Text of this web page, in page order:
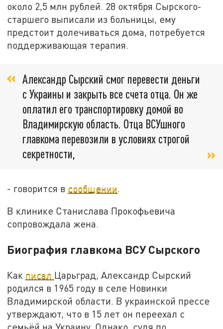
около 2,5 млн рублей. 28 октября Сырского-
старшего выписали из больницы, ему
предстоит долечиваться дома, потребуется
поддерживающая терапия.
Александр Сырский смог перевести деньги
с Украины и закрыть все счета отца. Он же
оплатил его транспортировку домой во
Владимирскую область. Отца ВСУшного
главкома перевозили в условиях строгой
секретности,
- говорится в сообщении.
В клинике Станислава Прокофьевича
сопровождала жена.
Биография главкома ВСУ Сырского
Как писал Царьград, Александр Сырский
родился в 1965 году в селе Новинки
Владимирской области. В украинской прессе
утверждают, что в 15 лет он переехал с